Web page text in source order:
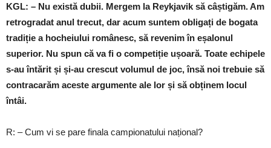
KGL: – Nu există dubii. Mergem la Reykjavik să câștigăm. Am
retrogradat anul trecut, dar acum suntem obligați de bogata
tradiție a hocheiului românesc, să revenim în eșalonul
superior. Nu spun că va fi o competiție ușoară. Toate echipele
s-au întărit și și-au crescut volumul de joc, însă noi trebuie să
contracarăm aceste argumente ale lor și să obținem locul
întâi.
R: – Cum vi se pare finala campionatului național?